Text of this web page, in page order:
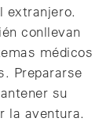
extranjero.
conllevan
médicos
Prepararse
su
la aventura.